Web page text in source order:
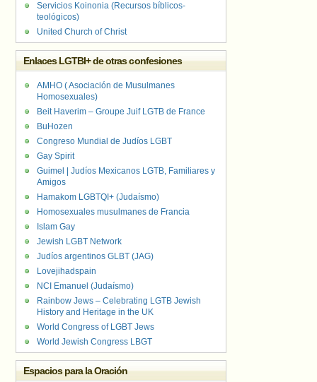
Servicios Koinonia (Recursos bíblicos-
teológicos)
United Church of Christ
Enlaces LGTBI+ de otras confesiones
AMHO ( Asociación de Musulmanes
Homosexuales)
Beit Haverim – Groupe Juif LGTB de France
BuHozen
Congreso Mundial de Judíos LGBT
Gay Spirit
Guimel | Judíos Mexicanos LGTB, Familiares y
Amigos
Hamakom LGBTQI+ (Judaísmo)
Homosexuales musulmanes de Francia
Islam Gay
Jewish LGBT Network
Judíos argentinos GLBT (JAG)
Lovejihadspain
NCI Emanuel (Judaísmo)
Rainbow Jews – Celebrating LGTB Jewish
History and Heritage in the UK
World Congress of LGBT Jews
World Jewish Congress LBGT
Espacios para la Oración